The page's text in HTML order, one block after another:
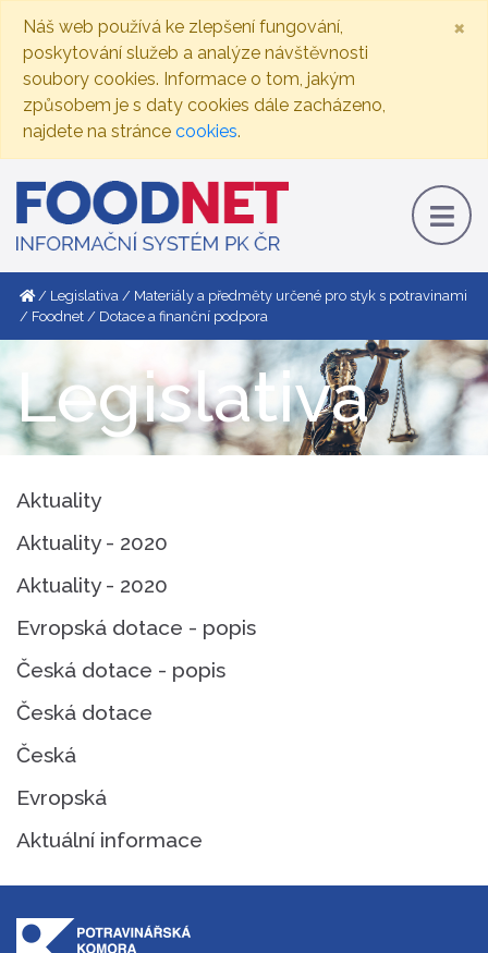
Náš web používá ke zlepšení fungování,
poskytování služeb a analýze návštěvnosti
soubory cookies. Informace o tom, jakým
způsobem je s daty cookies dále zacházeno,
najdete na stránce cookies.
×
Legislativa
Materiály a předměty určené pro styk s potravinami
Foodnet
Dotace a finanční podpora
Legislativa
Aktuality
Aktuality - 2020
Aktuality - 2020
Evropská dotace - popis
Česká dotace - popis
Česká dotace
Česká
Evropská
Aktuální informace